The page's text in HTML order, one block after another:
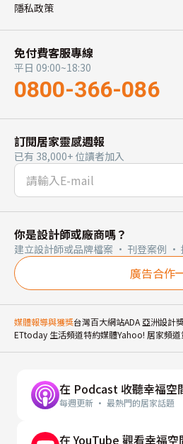
隱私政策
免付費客服專線
平日 09:00~18:30
0800-366-086
訂閱居家靈感週報
已有 38,000+ 位讀者加入
你是設計師或廠商嗎？
建立設計師或品牌檔案 · 刊登案例 ·
廣告合作
媒體報導與獲獎台灣百大網站ADA 亞洲設計
ETtoday 生活頻道特約媒體Yahoo! 居家頻
在 Podcast 收聽幸福空
每週更新 · 最熱門的居家話題
在 YouTube 觀看幸福空